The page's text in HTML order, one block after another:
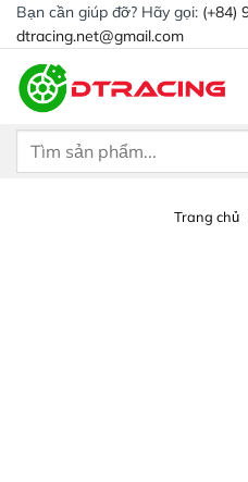
Chuyển
đến
dung
Bạn cần giúp đỡ? Hãy gọi: (+84)
dtracing.net@gmail.com
Tìm
Trang chủ